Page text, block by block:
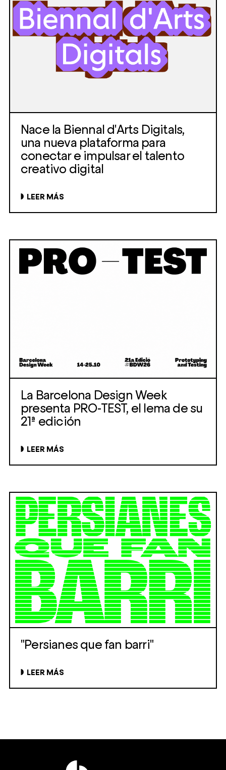
Nace la Biennal d'Arts Digitals,
una nueva plataforma para
conectar e impulsar el talento
creativo digital
LEER MÁS
La Barcelona Design Week
presenta PRO-TEST, el lema de su
21ª edición
LEER MÁS
"Persianes que fan barri"
LEER MÁS